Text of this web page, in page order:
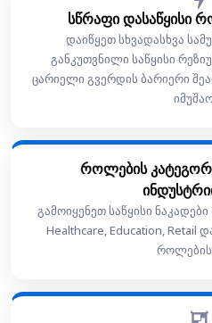
სწრაფი დასაწყისი
დაიწყეთ სხვადასხვა
განკუთვნილი საწყისი
ცარიელი გვერდის ბარიერი
როლების
გამოიყენეთ საწყისი
Healthcare, Education, Retail